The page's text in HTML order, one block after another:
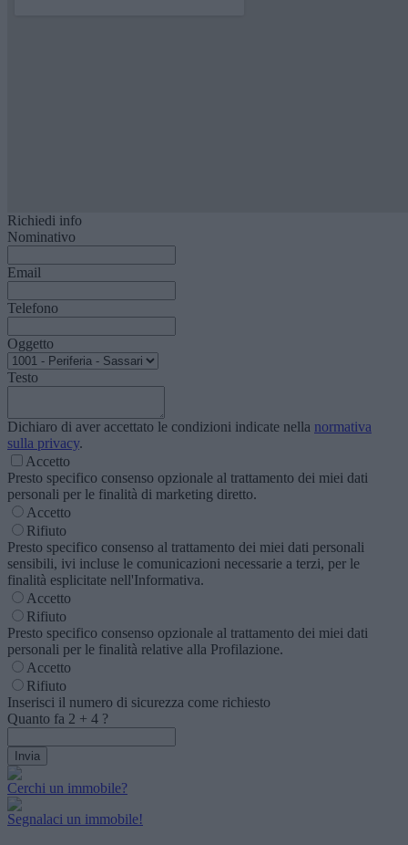
Richiedi info
Nominativo
Email
Telefono
Oggetto
Testo
Dichiaro di aver accettato le condizioni indicate nella normativa
sulla privacy.
Accetto
Presto specifico consenso opzionale al trattamento dei miei dati
personali per le finalità di marketing diretto.
Accetto
Rifiuto
Presto specifico consenso al trattamento dei miei dati personali
sensibili, ivi incluse le comunicazioni necessarie a terzi, per le
finalità esplicitate nell'Informativa.
Accetto
Rifiuto
Presto specifico consenso opzionale al trattamento dei miei dati
personali per le finalità relative alla Profilazione.
Accetto
Rifiuto
Inserisci il numero di sicurezza come richiesto
Quanto fa 2 + 4 ?
Cerchi un immobile?
Segnalaci un immobile!